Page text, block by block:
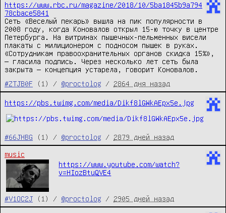
https://www.rbc.ru/magazine/2018/10/5ba1845b9a794
78cbace5841
Сеть «Веселый пекарь» вышла на пик популярности в
2008 году, когда Коновалов открыл 15-ю точку в центре
Петербурга. На витринах пышечных-пельменных висели
плакаты с милиционером с подносом пышек в руках.
«Сотрудникам правоохранительных органов скидка 15%»,
— гласила подпись. Через несколько лет сеть была
закрыта — концепция устарела, говорит Коновалов.
#ZTJB0F
(1) / @proctolog / 2864 дня назад
https://pbs.twimg.com/media/Dikf8lGWkAEpx5e.jpg
#66JHBG (1) / @proctolog / 2879 дней назад
music
https://www.youtube.com/watch?
v=HIozBtuQVE4
#V1OC2J (1) / @proctolog / 2905 дней назад